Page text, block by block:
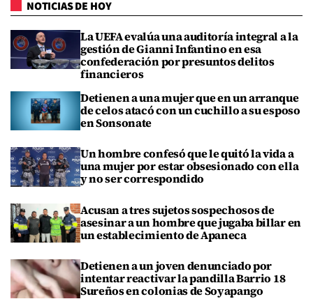
NOTICIAS DE HOY
La UEFA evalúa una auditoría integral a la
gestión de Gianni Infantino en esa
confederación por presuntos delitos
financieros
Detienen a una mujer que en un arranque
de celos atacó con un cuchillo a su esposo
en Sonsonate
Un hombre confesó que le quitó la vida a
una mujer por estar obsesionado con ella
y no ser correspondido
Acusan a tres sujetos sospechosos de
asesinar a un hombre que jugaba billar en
un establecimiento de Apaneca
Detienen a un joven denunciado por
intentar reactivar la pandilla Barrio 18
Sureños en colonias de Soyapango